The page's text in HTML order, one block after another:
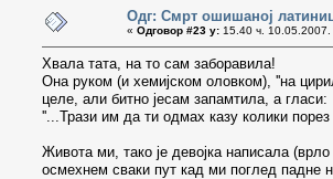
Одг: Смрт ошишаној
« Одговор #23 у: 15.40 ч. 10.05.2007.
Хвала тата, на то сам заборавила!
Oна руком (и хемијском оловком), ''на
целе, али битно јесам запамтила, а гласи:
''...Трази им да ти одмах казу колики
Живота ми, тако је девојка написала
осмехнем сваки пут кад ми поглед падне